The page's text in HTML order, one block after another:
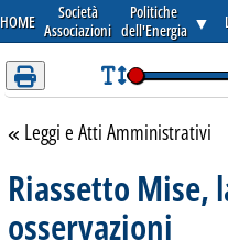
HOME
Società
Associazioni
Politiche
dell'Energia ▼
Torna alla sezione
Leggi e Atti Amministrativi
Riassetto Mise,
osservazioni